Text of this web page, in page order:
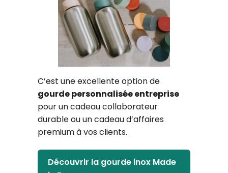
C’est une excellente option de
gourde personnalisée entreprise
pour un cadeau collaborateur
durable ou un cadeau d’affaires
premium à vos clients.
Découvrir la gourde inox Made